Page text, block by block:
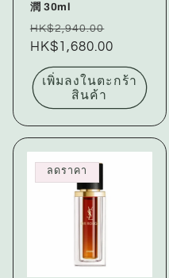
潤 30ml
ราคา
ปกติ
HK$2,940.00
โปรโมชัน
HK$1,680.00
เพิ่มลงในตะกร้า
สินค้า
ลดราคา